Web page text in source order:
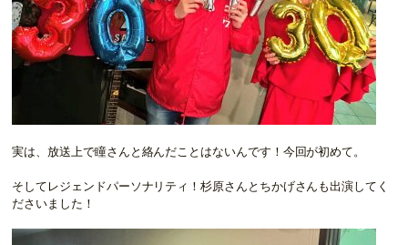
実は、放送上で瞳さんと絡んだことはないんです！今回が初めて。
そしてレジェンドパーソナリティ！杉原さんとちかげさんも出演してく
ださいました！